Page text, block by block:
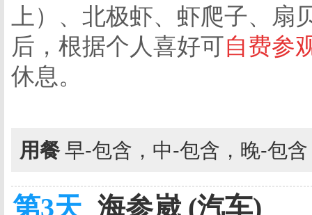
上）、北极虾、虾爬子、
后，根据个人喜好可自费参
休息。
用餐 早-包含，中-包含，晚-包
第3天 海参崴 (汽车)